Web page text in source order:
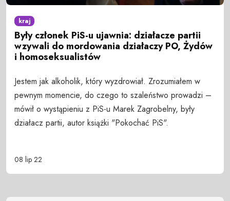
kraj
Były członek PiS-u ujawnia: działacze partii
wzywali do mordowania działaczy PO, Żydów
i homoseksualistów
Jestem jak alkoholik, który wyzdrowiał. Zrozumiałem w
pewnym momencie, do czego to szaleństwo prowadzi –
mówił o wystąpieniu z PiS-u Marek Zagrobelny, były
działacz partii, autor książki "Pokochać PiS".
08 lip 22